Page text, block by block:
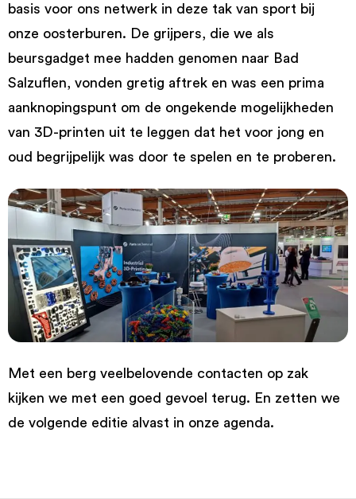
basis voor ons netwerk in deze tak van sport bij
onze oosterburen. De grijpers, die we als
beursgadget mee hadden genomen naar Bad
Salzuflen, vonden gretig aftrek en was een prima
aanknopingspunt om de ongekende mogelijkheden
van 3D-printen uit te leggen dat het voor jong en
oud begrijpelijk was door te spelen en te proberen.
Met een berg veelbelovende contacten op zak
kijken we met een goed gevoel terug. En zetten we
de volgende editie alvast in onze agenda.